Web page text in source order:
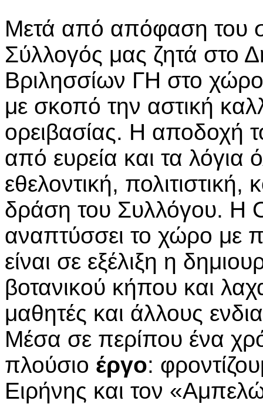
Μετά από απόφαση του
Σύλλογός μας ζητά στο
Βριλησσίων ΓΗ στο
με σκοπό την αστική
ορειβασίας. Η αποδοχή
από ευρεία και τα λόγια
εθελοντική, πολιτιστική,
δράση του Συλλόγου. Η
αναπτύσσει το χώρο με
είναι σε εξέλιξη η
βοτανικού κήπου και
μαθητές και άλλους
Μέσα σε περίπου ένα
πλούσιο έργο:
Ειρήνης και τον